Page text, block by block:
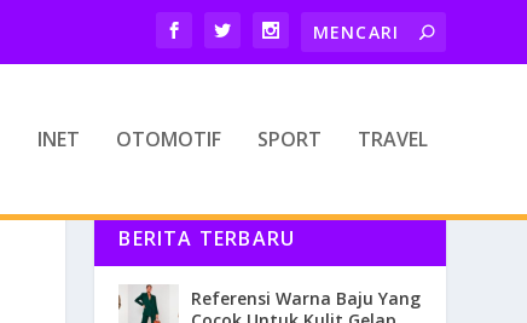
INET OTOMOTIF SPORT TRAVEL
BERITA TERBARU
Referensi Warna Baju Yang